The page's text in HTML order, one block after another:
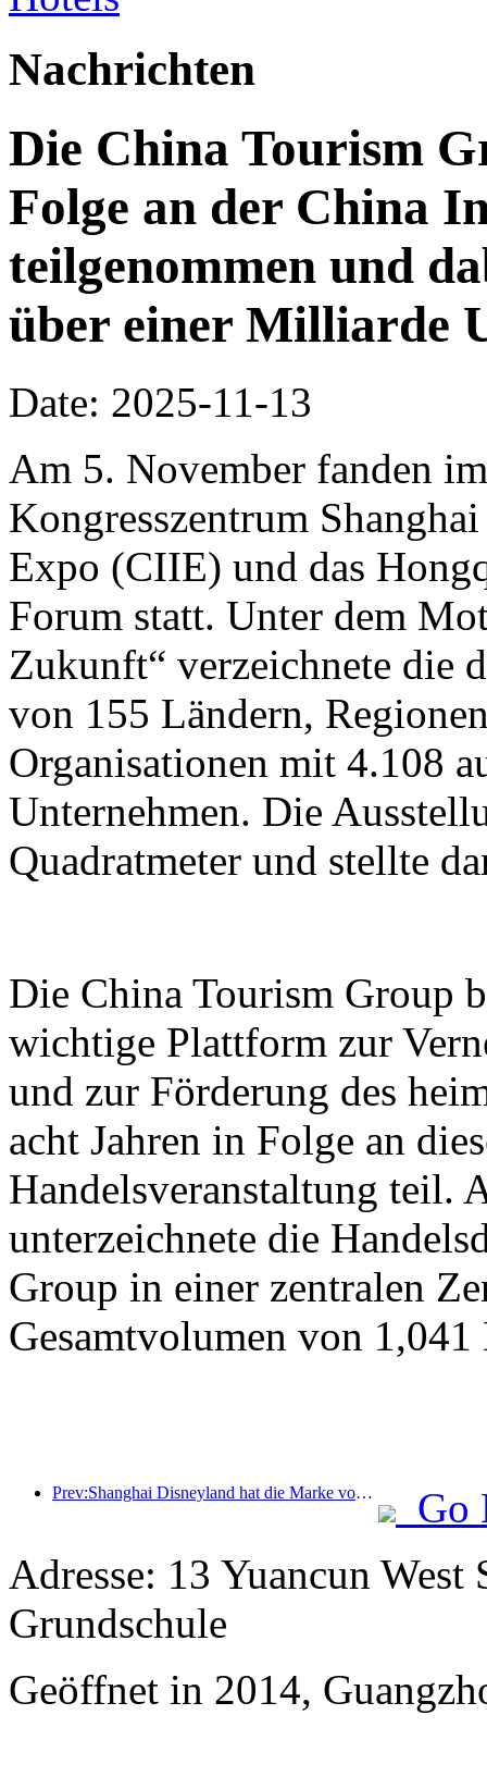
Nachrichten
Die China Tourism
Folge an der China
teilgenommen und
über einer Milliarde
Date: 2025-11-13
Am 5. November fanden
Kongresszentrum
Expo (CIIE) und das
Forum statt. Unter dem
Zukunft“ verzeichnete die
von 155 Ländern,
Organisationen mit 4.108
Unternehmen. Die
Quadratmeter und stellte
Die China Tourism Group
wichtige Plattform zur
und zur Förderung des
acht Jahren in Folge an
Handelsveranstaltung teil.
unterzeichnete die
Group in einer zentralen
Gesamtvolumen von
Prev:Shanghai Disneyland hat die Marke von 100 Millionen Besuchern überschritten und wird um ein viertes Themenhotel erweitert.
Go
Adresse: 13 Yuancun West
Grundschule
Geöffnet in 2014,